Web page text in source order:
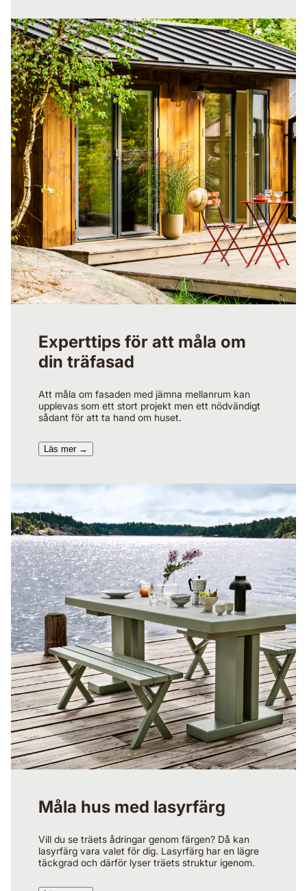
Experttips för att måla om
din träfasad
Att måla om fasaden med jämna mellanrum kan
upplevas som ett stort projekt men ett nödvändigt
sådant för att ta hand om huset.
Läs mer →​
Måla hus med lasyrfärg
Vill du se träets ådringar genom färgen? Då kan
lasyrfärg vara valet för dig. Lasyrfärg har en lägre
täckgrad och därför lyser träets struktur igenom.